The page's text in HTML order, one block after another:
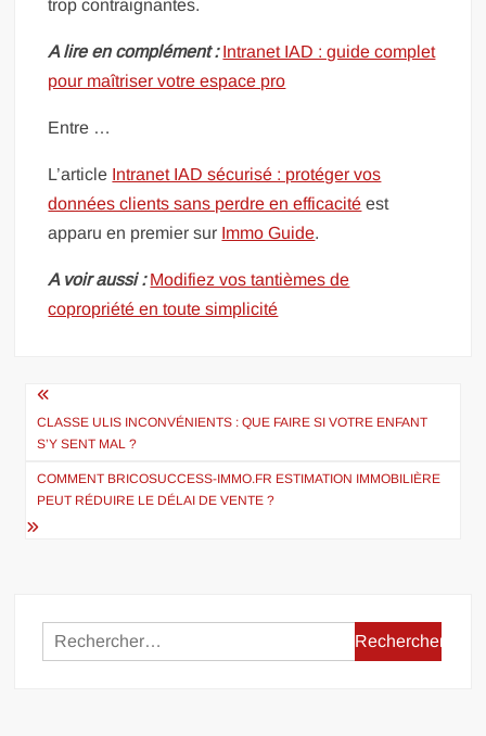
trop contraignantes.
A lire en complément : Intranet IAD : guide complet
pour maîtriser votre espace pro
Entre …
L’article Intranet IAD sécurisé : protéger vos
données clients sans perdre en efficacité est
apparu en premier sur Immo Guide.
A voir aussi : Modifiez vos tantièmes de
copropriété en toute simplicité
Navigation
de
l’article
CLASSE ULIS INCONVÉNIENTS : QUE FAIRE SI VOTRE ENFANT
S’Y SENT MAL ?
COMMENT BRICOSUCCESS-IMMO.FR ESTIMATION IMMOBILIÈRE
PEUT RÉDUIRE LE DÉLAI DE VENTE ?
Rechercher :